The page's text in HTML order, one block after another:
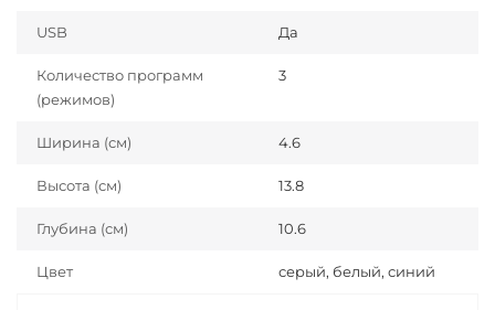
USB Да
Количество программ
(режимов)
3
Ширина (см) 4.6
Высота (см) 13.8
Глубина (см) 10.6
Цвет серый, белый, синий